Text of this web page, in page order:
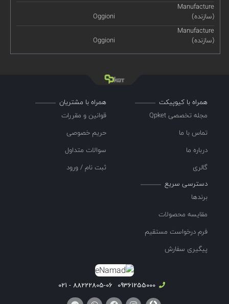
Manufacture
(سازنده)
Oggioni
Manufacture
(سازنده)
Oggioni
همراه با کیوپیکت
مجله تخصصی Qpket
تماس با ما
درباره ما
گالری
همراه با مشتریان
قوانین و مقررات
حریم خصوصی
سوالات متداول
ثبت نام / ورود
دسترسی سریع
برندها
مقایسه محصولات
فرم درخواست مستقیم
پیگیری سفارش
09361255000
88222805-06 - 021